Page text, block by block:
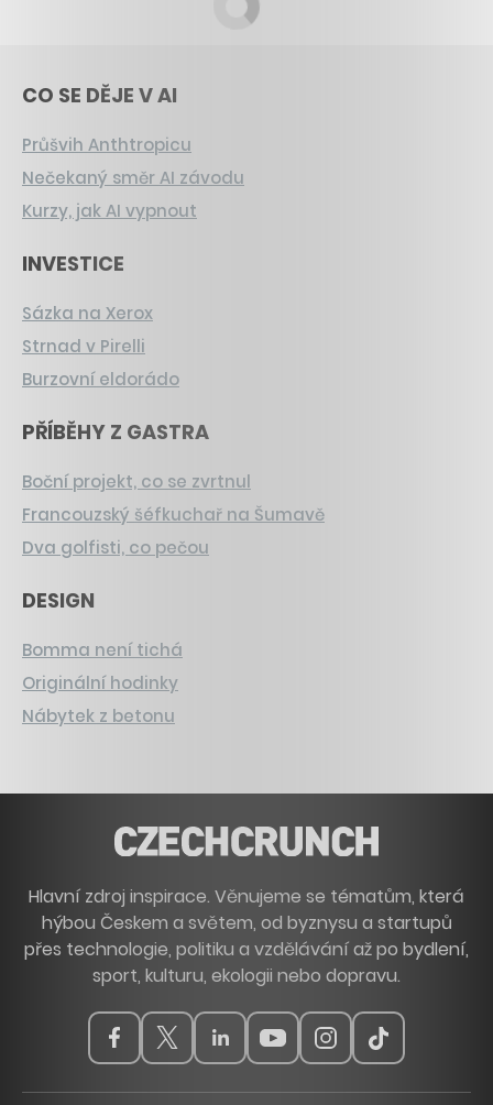
CO SE DĚJE V AI
Průšvih Anthtropicu
Nečekaný směr AI závodu
Kurzy, jak AI vypnout
INVESTICE
Sázka na Xerox
Strnad v Pirelli
Burzovní eldorádo
PŘÍBĚHY Z GASTRA
Boční projekt, co se zvrtnul
Francouzský šéfkuchař na Šumavě
Dva golfisti, co pečou
DESIGN
Bomma není tichá
Originální hodinky
Nábytek z betonu
Hlavní zdroj inspirace. Věnujeme se tématům, která
hýbou Českem a světem, od byznysu a startupů
přes technologie, politiku a vzdělávání až po bydlení,
sport, kulturu, ekologii nebo dopravu.